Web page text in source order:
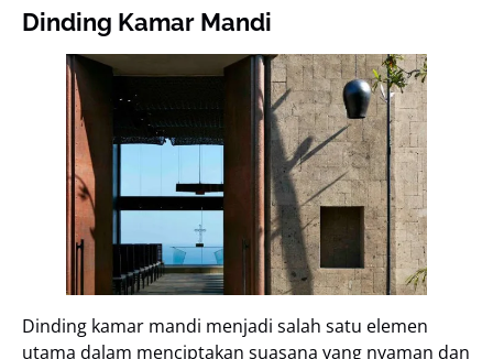
Dinding Kamar Mandi
Dinding kamar mandi menjadi salah satu elemen
utama dalam menciptakan suasana yang nyaman dan